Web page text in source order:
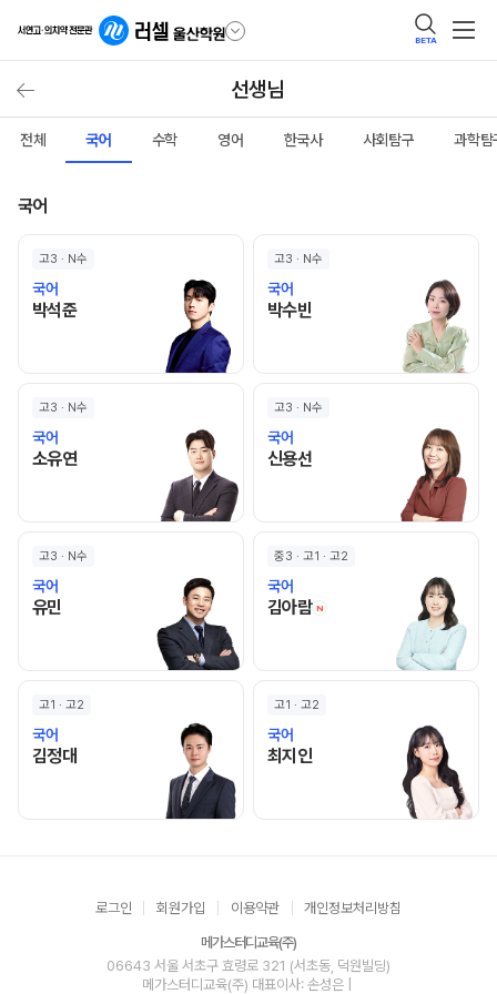
BETA
선생님
전체 국어 수학 영어 한국사 사회탐구 과학탐
국어
고3 · N수
국어
박석준박석준 선생님 홈 바로가기
고3 · N수
국어
박수빈 박수빈 선생님 홈 바로가기
고3 · N수
국어
소유연소유연 선생님 홈 바로가기
고3 · N수
국어
신용선신용선 선생님 홈 바로가기
고3 · N수
국어
유민 유민 선생님 홈 바로가기
중3 · 고1 · 고2
국어
김아람 N 김아람 선생님 홈 바로
고1 · 고2
국어
김정대김정대 선생님 홈 바로가기
고1 · 고2
국어
최지인최지인 선생님 홈 바로가기
로그인 회원가입 이용약관 개인정보처리방침
메가스터디교육(주)
06643 서울 서초구 효령로 321 (서초동, 덕원빌딩)
메가스터디교육(주) 대표이사: 손성은 |